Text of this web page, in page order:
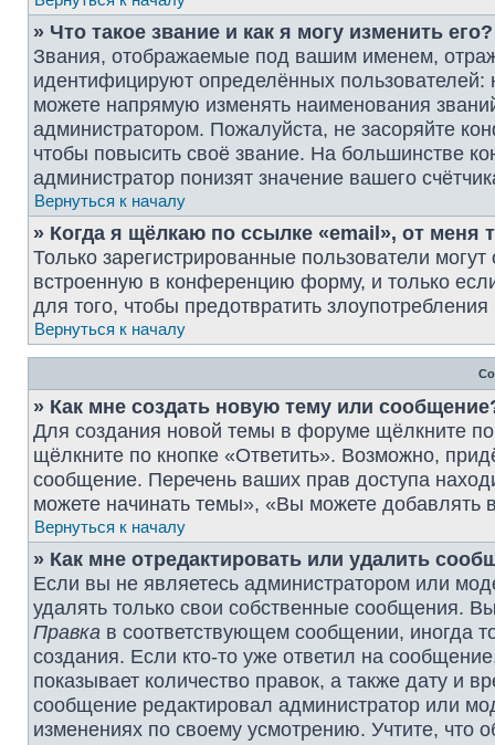
» Что такое звание и как я могу изменить его?
Звания, отображаемые под вашим именем,
идентифицируют определённых
можете напрямую изменять наименования
администратором. Пожалуйста, не засоряйте
чтобы повысить своё звание. На большинстве
администратор понизят значение вашего
Вернуться к началу
» Когда я щёлкаю по ссылке «email», от
Только зарегистрированные пользователи
встроенную в конференцию форму, и только
для того, чтобы предотвратить
Вернуться к началу
» Как мне создать новую тему или
Для создания новой темы в форуме щёлкните
щёлкните по кнопке «Ответить». Возможно,
сообщение. Перечень ваших прав доступа
можете начинать темы», «Вы можете добавлять
Вернуться к началу
» Как мне отредактировать или удалить
Если вы не являетесь администратором или
удалять только свои собственные сообщения.
Правка в соответствующем сообщении, иногда
создания. Если кто-то уже ответил на
показывает количество правок, а также дату и
сообщение редактировал администратор или
изменениях по своему усмотрению. Учтите, что